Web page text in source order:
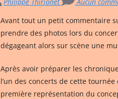
Avant tout un petit commentaire
prendre des photos lors du
dégageant alors sur scène une
Après avoir préparer les
l’un des concerts de cette
première représentation du